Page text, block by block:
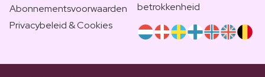
Abonnementsvoorwaarden
Privacybeleid & Cookies
betrokkenheid